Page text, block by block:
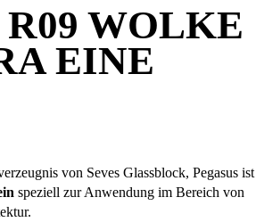
WOLKE
EINE
von Seves Glassblock, Pegasus
speziell zur Anwendung im Bereich von